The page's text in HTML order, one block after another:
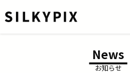
News
お知らせ